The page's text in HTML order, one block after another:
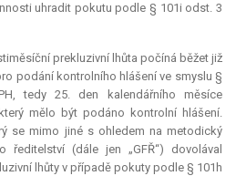
uhradit pokutu podle § 101i odst. 3
prekluzivní lhůta počíná běžet již
podání kontrolního hlášení ve smyslu §
tedy 25. den kalendářního měsíce
mělo být podáno kontrolní hlášení.
se mimo jiné s ohledem na metodický
ředitelství (dále jen „GFŘ“) dovolával
lhůty v případě pokuty podle § 101h